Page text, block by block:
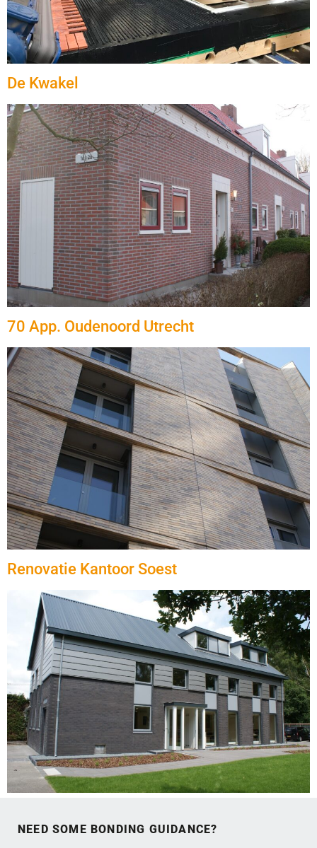
De Kwakel
70 App. Oudenoord Utrecht
Renovatie Kantoor Soest
NEED SOME BONDING GUIDANCE?